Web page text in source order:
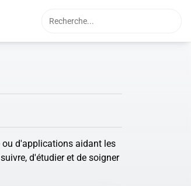
d'applications aidant les
d'étudier et de soigner